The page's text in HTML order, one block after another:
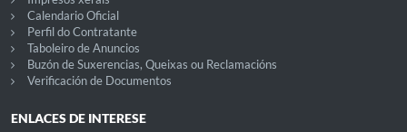
Calendario Oficial
Perfil do Contratante
Taboleiro de Anuncios
Buzón de Suxerencias, Queixas ou Reclamacións
Verificación de Documentos
ENLACES DE INTERESE